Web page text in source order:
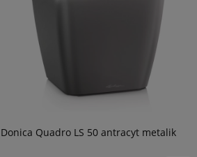
Donica Quadro LS 50 antracyt metalik